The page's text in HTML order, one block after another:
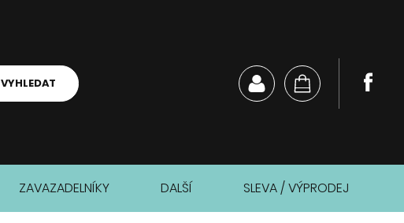
VYHLEDAT
ZAVAZADELNÍKY DALŠÍ SLEVA / VÝPRODEJ